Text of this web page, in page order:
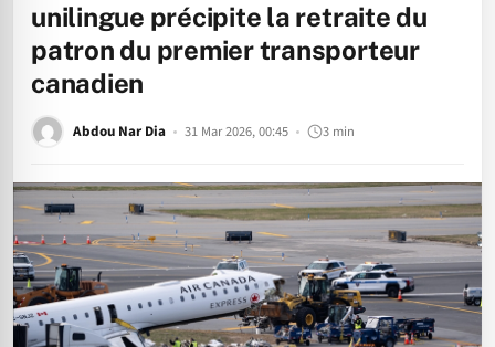
unilingue précipite la retraite du
patron du premier transporteur
canadien
Abdou Nar Dia 31 Mar 2026, 00:45 3 min